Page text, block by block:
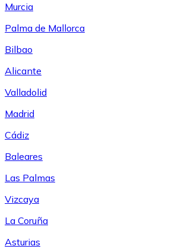
Murcia
Palma de Mallorca
Bilbao
Alicante
Valladolid
Madrid
Cádiz
Baleares
Las Palmas
Vizcaya
La Coruña
Asturias